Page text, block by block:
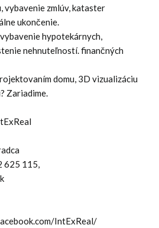
zmlúv, kataster
ukončenie.
hypotekárnych,
nehnuteľností. finančných
domu, 3D vizualizáciu
Zariadime.
625 115,
IntExReal/